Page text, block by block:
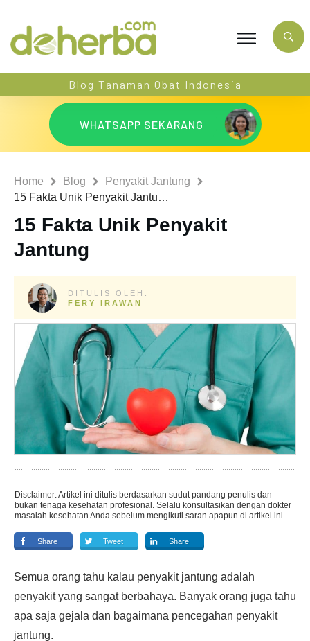
Blog Tanaman Obat Indonesia
WHATSAPP SEKARANG
Home Blog
Penyakit Jantung
15 Fakta Unik Penyakit Jantung
15 Fakta Unik Penyakit
Jantung
DITULIS OLEH:
FERY IRAWAN
Disclaimer: Artikel ini ditulis berdasarkan sudut pandang penulis dan
bukan tenaga kesehatan profesional. Selalu konsultasikan dengan dokter
masalah kesehatan Anda sebelum mengikuti saran apapun di artikel ini.
Share Tweet Share
Semua orang tahu kalau penyakit jantung adalah
penyakit yang sangat berbahaya. Banyak orang juga tahu
apa saja gejala dan bagaimana pencegahan penyakit
jantung.